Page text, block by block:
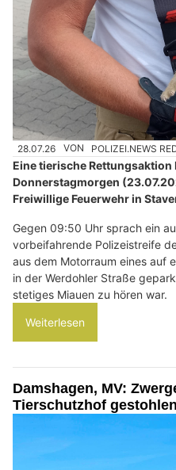
28.07.26 VON POLIZEI.NEWS
Eine tierische Rettungsaktion
Donnerstagmorgen
Freiwillige Feuerwehr in
Gegen 09:50 Uhr sprach ein
vorbeifahrende Polizeistreife
aus dem Motorraum eines auf
in der Werdohler Straße
stetiges Miauen zu hören war.
Weiterlesen
Damshagen, MV:
Tierschutzhof